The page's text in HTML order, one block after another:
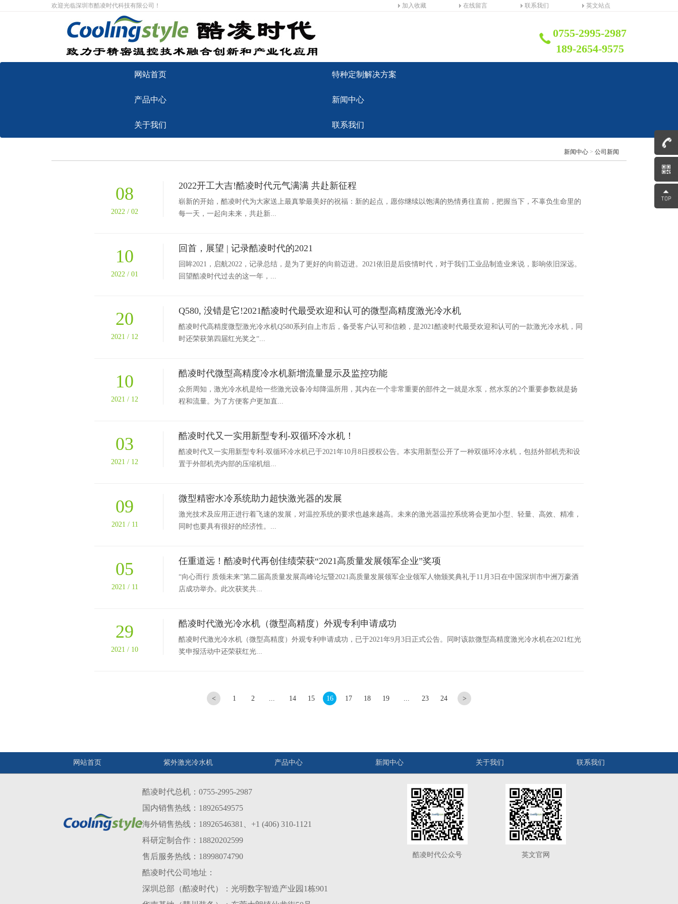
欢迎光临深圳市酷凌时代科技有限公司！ 加入收藏 在线留言 联系我们 英文站点
0755-2995-2987
189-2654-9575
网站首页 特种定制解决方案
产品中心 新闻中心
关于我们 联系我们
新闻中心 > 公司新闻
08
2022 / 02
2022开工大吉!酷凌时代元气满满 共赴新征程
崭新的开始，酷凌时代为大家送上最真挚最美好的祝福：新的起点，愿你继续以饱满的热情勇往直前，把握当下，不辜负生命里的
每一天，一起向未来，共赴新...
10
2022 / 01
回首，展望 | 记录酷凌时代的2021
回眸2021，启航2022，记录总结，是为了更好的向前迈进。2021依旧是后疫情时代，对于我们工业品制造业来说，影响依旧深远。
回望酷凌时代过去的这一年，...
20
2021 / 12
Q580, 没错是它!2021酷凌时代最受欢迎和认可的微型高精度激光冷水机
酷凌时代高精度微型激光冷水机Q580系列自上市后，备受客户认可和信赖，是2021酷凌时代最受欢迎和认可的一款激光冷水机，同
时还荣获第四届红光奖之“...
10
2021 / 12
酷凌时代微型高精度冷水机新增流量显示及监控功能
众所周知，激光冷水机是给一些激光设备冷却降温所用，其内在一个非常重要的部件之一就是水泵，然水泵的2个重要参数就是扬
程和流量。为了方便客户更加直...
03
2021 / 12
酷凌时代又一实用新型专利-双循环冷水机！
酷凌时代又一实用新型专利-双循环冷水机已于2021年10月8日授权公告。本实用新型公开了一种双循环冷水机，包括外部机壳和设
置于外部机壳内部的压缩机组...
09
2021 / 11
微型精密水冷系统助力超快激光器的发展
激光技术及应用正进行着飞速的发展，对温控系统的要求也越来越高。未来的激光器温控系统将会更加小型、轻量、高效、精准，
同时也要具有很好的经济性。...
05
2021 / 11
任重道远！酷凌时代再创佳绩荣获“2021高质量发展领军企业”奖项
“向心而行 质领未来”第二届高质量发展高峰论坛暨2021高质量发展领军企业领军人物颁奖典礼于11月3日在中国深圳市中洲万豪酒
店成功举办。此次获奖共...
29
2021 / 10
酷凌时代激光冷水机（微型高精度）外观专利申请成功
酷凌时代激光冷水机（微型高精度）外观专利申请成功，已于2021年9月3日正式公告。同时该款微型高精度激光冷水机​在2021红光
奖申报活动中还荣获红光...
1 2 ... 14 15 16 17 18 19 ... 23 24
网站首页 紫外激光冷水机 产品中心 新闻中心 关于我们 联系我们
酷凌时代总机：0755-2995-2987
国内销售热线：18926549575
海外销售热线：18926546381、+1 (406) 310-1121
科研定制合作：18820202599
售后服务热线：18998074790
酷凌时代公司地址：
深圳总部（酷凌时代）：光明数字智造产业园1栋901
酷凌时代公众号 英文官网